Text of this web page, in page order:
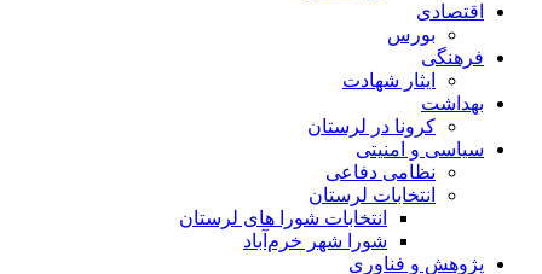
اقتصادی
بورس
فرهنگی
ایثار شهادت
بهداشت
کرونا در لرستان
سیاسی و امنیتی
نظامی دفاعی
انتخابات لرستان
انتخابات شورا های لرستان
شورا شهر خرم‌آباد
پژوهش و فناوری